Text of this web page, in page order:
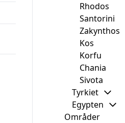
Rhodos
Santorini
Zakynthos
Kos
Korfu
Chania
Sivota
Tyrkiet
Egypten
Områder